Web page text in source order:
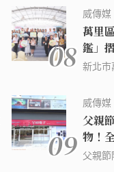
與想
08
威傳媒
萬里
鑑」
新北市
湯公
組、觀
政顧問
料來源
2020
09
威傳媒
父親
物！
電 9
父親